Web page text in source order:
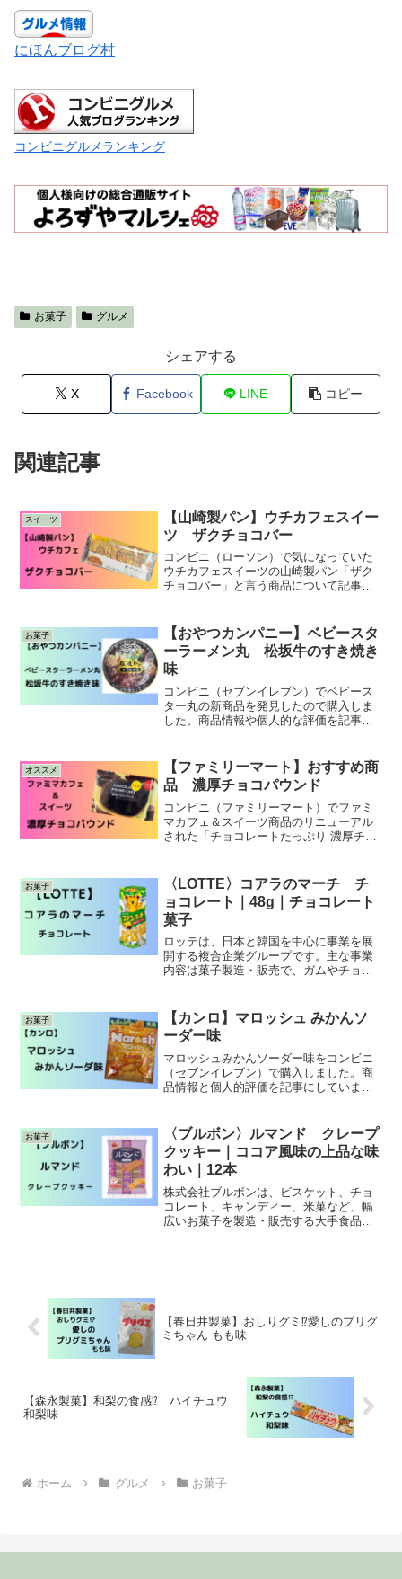
にほんブログ村
コンビニグルメランキング
お菓子 グルメ
シェアする
X Facebook LINE コピー
関連記事
スイーツ
【山崎製パン】ウチカフェスイー
ツ ザクチョコバー
コンビニ（ローソン）で気になっていた
ウチカフェスイーツの山崎製パン「ザク
チョコバー」と言う商品について記事に
す。
お菓子
【おやつカンパニー】ベビースタ
ーラーメン丸 松坂牛のすき焼き
味
コンビニ（セブンイレブン）でベビース
ター丸の新商品を発見したので購入しま
した。商品情報や個人的な評価を記事に
オススメ
【ファミリーマート】おすすめ商
品 濃厚チョコパウンド
コンビニ（ファミリーマート）でファミ
マカフェ＆スイーツ商品のリニューアル
された「チョコレートたっぷり 濃厚チョ
できるかを記事にしています。
お菓子
〈LOTTE〉コアラのマーチ チ
ョコレート｜48g｜チョコレート
菓子
ロッテは、日本と韓国を中心に事業を展
開する複合企業グループです。主な事業
内容は菓子製造・販売で、ガムやチョコ
売、プロ野球球団の運営、ホテル、不動
産、金融など多岐にわたる事業を行れて
います。小さい頃に毎日のように食べて
いたコアラのマーチを、久しぶりに
お菓子
【カンロ】マロッシュ みかんソ
ーダー味
マロッシュみかんソーダー味をコンビニ
（セブンイレブン）で購入しました。商
品情報と個人的評価を記事にしていま
お菓子
〈ブルボン〉ルマンド クレープ
クッキー｜ココア風味の上品な味
わい｜12本
株式会社ブルボンは、ビスケット、チョ
コレート、キャンディー、米菓など、幅
広いお菓子を製造・販売する大手食品メ
【春日井製菓】おしりグミ⁉︎愛しのプリグ
ミちゃん もも味
【森永製菓】和梨の食感⁉︎ ハイチュウ
和梨味
ホーム グルメ お菓子